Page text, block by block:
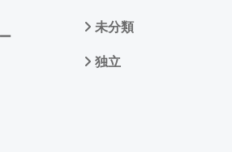
未分類
独立